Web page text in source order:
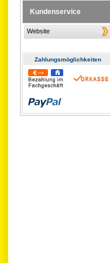
Kundenservice
Website
Zahlungs­möglichkeiten